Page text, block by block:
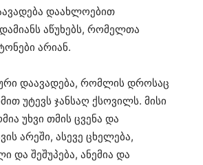
დაახლოებით
აწუხებს, რომელთა
არიან.
დაავადება, რომლის დროსაც
უტევს ჯანსაღ ქსოვილს. მისი
უხვი თმის ცვენა და
არეში, ასევე ცხელება,
და შეშუპება, ანემია და